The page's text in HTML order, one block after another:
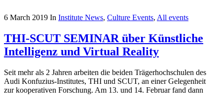
6 March 2019 In Institute News, Culture Events, All events
THI-SCUT SEMINAR über Künstliche
Intelligenz und Virtual Reality
Seit mehr als 2 Jahren arbeiten die beiden Trägerhochschulen des
Audi Konfuzius-Institutes, THI und SCUT, an einer Gelegenheit
zur kooperativen Forschung. Am 13. und 14. Februar fand dann